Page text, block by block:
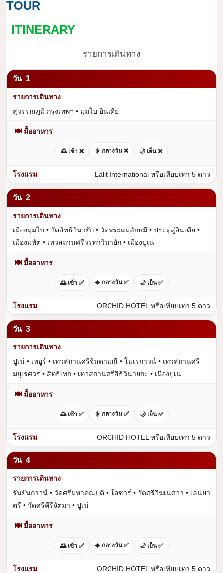
TOUR
ITINERARY
รายการเดินทาง
1
สุวรรณภูมิ กรุงเทพฯ • มุมไบ อินเดีย
🍽 มื้ออาหาร
🌅 เช้า ❌ ☀️ กลางวัน ❌ 🌙 เย็น ❌
Lalit International หรือเทียบเท่า 5 ดาว
2
เมืองมุมไบ • วัดสิทธิวินายัก • วัดพระแม่ลักษมี • ประตูสู่อินเดีย •
เมืองมหัต • เทวสถานศรีวรทาวินายัก • เมืองปูเน่
🍽 มื้ออาหาร
🌅 เช้า ✅ ☀️ กลางวัน ✅ 🌙 เย็น ✅
ORCHID HOTEL หรือเทียบเท่า 5 ดาว
3
ปูเน่ • เทอูร์ • เทวสถานศรีจินดามณี • โมเรกาวน์ • เทวสถานศรี
มยุเรศวร • สิทธิเทก • เทวสถานศรีสิธิวินายกะ • เมืองปูเน่
🍽 มื้ออาหาร
🌅 เช้า ✅ ☀️ กลางวัน ✅ 🌙 เย็น ✅
ORCHID HOTEL หรือเทียบเท่า 5 ดาว
4
รันยันกาวน์ • วัดศรีมหาคณปติ • โอซาร์ • วัดศรีวิฆเนศวา • เลนยา
ตรี • วัดศรีคีรีจัตมา • ปูเน่
🍽 มื้ออาหาร
🌅 เช้า ✅ ☀️ กลางวัน ✅ 🌙 เย็น ✅
ORCHID HOTEL หรือเทียบเท่า 5 ดาว